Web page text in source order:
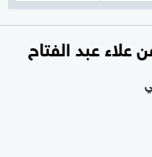
علاء عبد الفتاح